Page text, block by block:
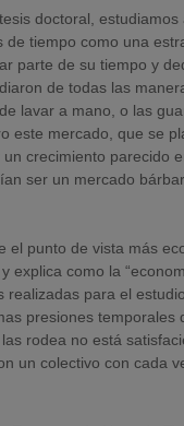
doctoral,
de tiempo como una
parte de su tiempo y
de todas las
lavar a mano, o las
este mercado, que se
crecimiento parecido
ser un mercado
el punto de vista más
explica como la
realizadas para el
presiones temporales
rodea no está
un colectivo con cada